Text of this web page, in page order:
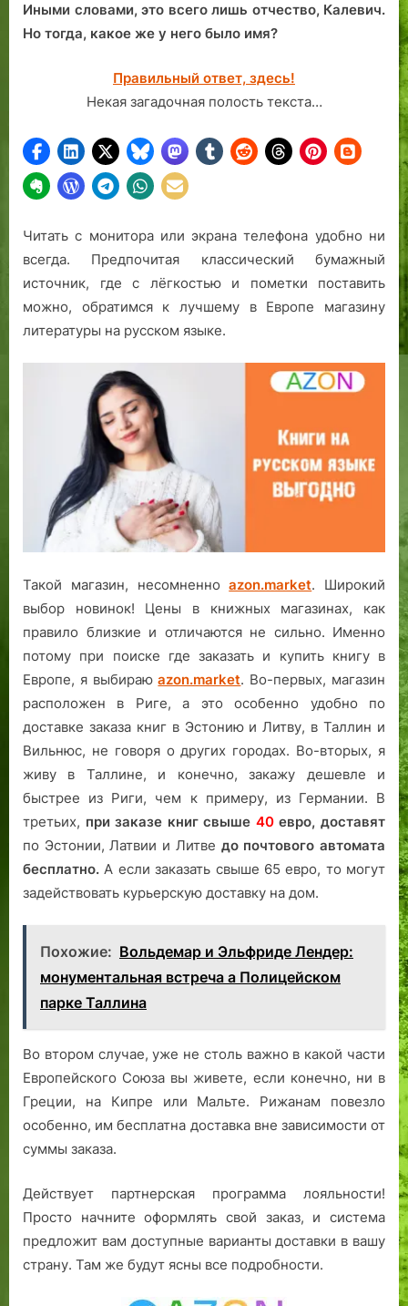
Иными словами, это всего лишь отчество, Калевич.
Но тогда, какое же у него было имя?
Правильный ответ, здесь!
Некая загадочная полость текста…
Читать с монитора или экрана телефона удобно ни
всегда. Предпочитая классический бумажный
источник, где с лёгкостью и пометки поставить
можно, обратимся к лучшему в Европе магазину
литературы на русском языке.
Такой магазин, несомненноazon.market. Широкий
выбор новинок! Цены в книжных магазинах, как
правило близкие и отличаются не сильно. Именно
потому при поиске где заказать и купить книгу в
Европе, я выбираюazon.market. Во-первых, магазин
расположен в Риге, а это особенно удобно по
доставке заказа книг в Эстонию и Литву, в Таллин и
Вильнюс, не говоря о других городах. Во-вторых, я
живу в Таллине, и конечно, закажу дешевле и
быстрее из Риги, чем к примеру, из Германии. В
третьих, при заказе книг свыше 40евро, доставят
по Эстонии, Латвии и Литве до почтового автомата
бесплатно. А если заказать свыше 65 евро, то могут
задействовать курьерскую доставку на дом.
Похожие: Вольдемар и Эльфриде Лендер:
монументальная встреча а Полицейском
парке Таллина
Во втором случае, уже не столь важно в какой части
Европейского Союза вы живете, если конечно, ни в
Греции, на Кипре или Мальте. Рижанам повезло
особенно, им бесплатна доставка вне зависимости от
суммы заказа.
Действует партнерская программа лояльности!
Просто начните оформлять свой заказ, и система
предложит вам доступные варианты доставки в вашу
страну. Там же будут ясны все подробности.